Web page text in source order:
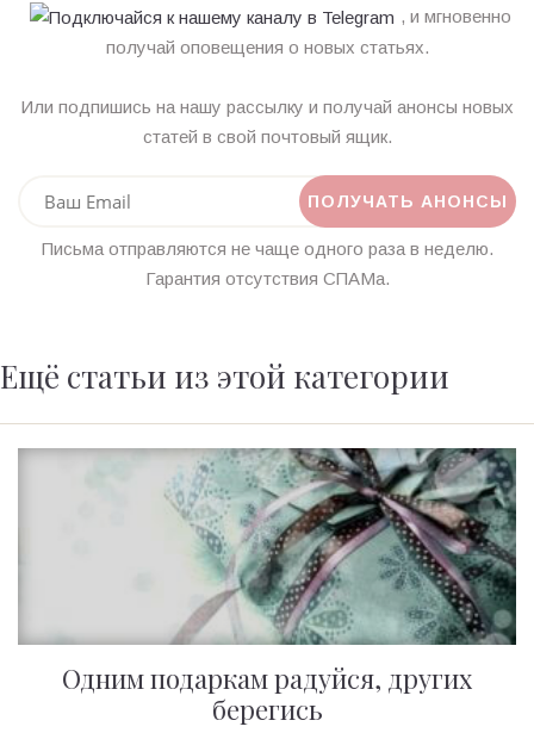
, и мгновенно
получай оповещения о новых статьях.
Или подпишись на нашу рассылку и получай анонсы новых
статей в свой почтовый ящик.
Письма отправляются не чаще одного раза в неделю.
Гарантия отсутствия СПАМа.
Ещё статьи из этой категории
Одним подаркам радуйся, других
берегись